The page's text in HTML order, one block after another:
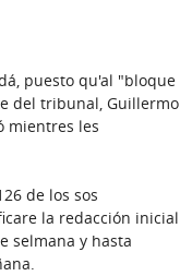
puesto qu'al "bloque
del tribunal, Guillermo
mientres les
de los sos
la redacción inicial
selmana y hasta